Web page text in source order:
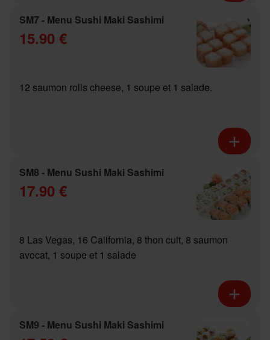
SM7 - Menu Sushi Maki Sashimi
15.90 €
12 saumon rolls cheese, 1 soupe et 1 salade.
SM8 - Menu Sushi Maki Sashimi
17.90 €
8 Las Vegas, 16 California, 8 thon cuit, 8 saumon
avocat, 1 soupe et 1 salade
SM9 - Menu Sushi Maki Sashimi